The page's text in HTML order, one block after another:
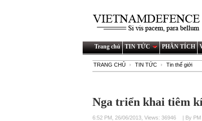
Trang chủ TIN TỨC PHÂN TÍCH
TRANG CHỦ TIN TỨC Tin thế giới
Nga triển khai tiêm
6:52 PM, 26/06/2013, Views: 36946 | By PM